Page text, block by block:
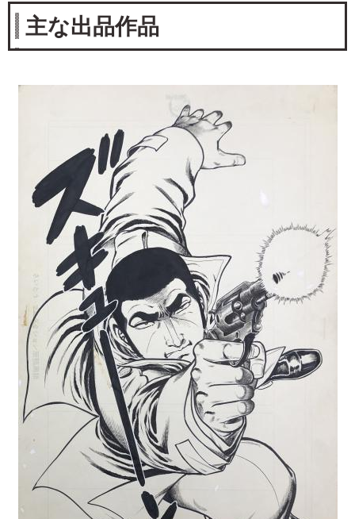
主な出品作品